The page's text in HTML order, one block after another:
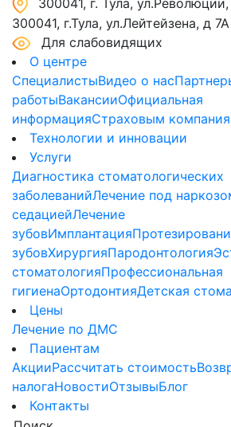
300041, г. Тула,
300041, г.Тула, ул.Лейтейзена, д 7А
Для слабовидящих
О центре
СпециалистыВидео о нас
работыВакансииОфициальная
информацияСтраховым
Технологии и инновации
Услуги
Диагностика стоматологических
заболеванийЛечение под
седациейЛечение
зубовИмплантация
зубовХирургияПародонтология
стоматологияПрофессиональная
гигиенаОртодонтияДетская
Цены
Лечение по ДМС
Пациентам
АкцииРассчитать стоимость
налогаНовостиОтзывыБлог
Контакты